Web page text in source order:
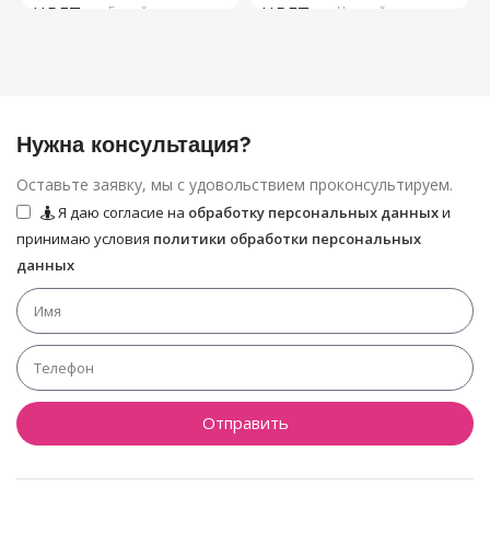
ЦВЕТ Белый ЦВЕТ Черный
Нужна консультация?
Оставьте заявку, мы с удовольствием проконсультируем.
Я даю согласие на обработку персональных данныхи
принимаю условия политики обработки персональных
данных
Отправить